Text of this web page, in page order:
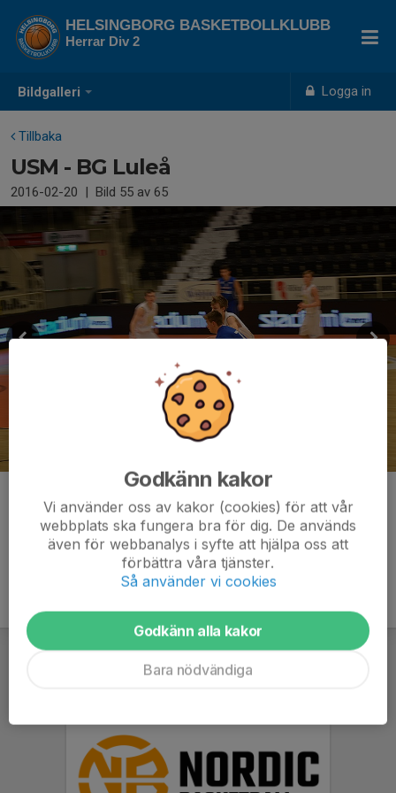
Bildgalleri Logga in
HELSINGBORG BASKETBOLLKLUBB
Herrar Div 2
Tillbaka
USM - BG Luleå
2016-02-20 | Bild 55 av 65
Kommentarer
Godkänn kakor
Vi använder oss av kakor (cookies) för att vår
webbplats ska fungera bra för dig. De används
även för webbanalys i syfte att hjälpa oss att
förbättra våra tjänster.
Så använder vi cookies
Godkänn alla kakor
Bara nödvändiga